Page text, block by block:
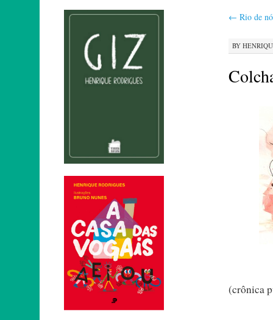
← Rio de
BY
(crônica